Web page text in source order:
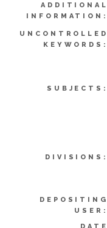
ADDITIONAL
INFORMATION:
UNCONTROLLED
KEYWORDS:
SUBJECTS:
DIVISIONS:
DEPOSITING
USER:
DATE